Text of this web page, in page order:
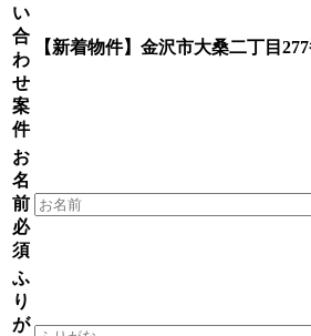
い
合
わ
せ
案
件
【新着物件】金沢市大桑二丁目277
お
名
前
必
須
ふ
り
が